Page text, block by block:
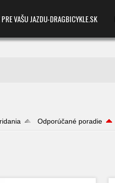
VAŠU JAZDU-DRAGBICYKLE.SK
Odporúčané poradie